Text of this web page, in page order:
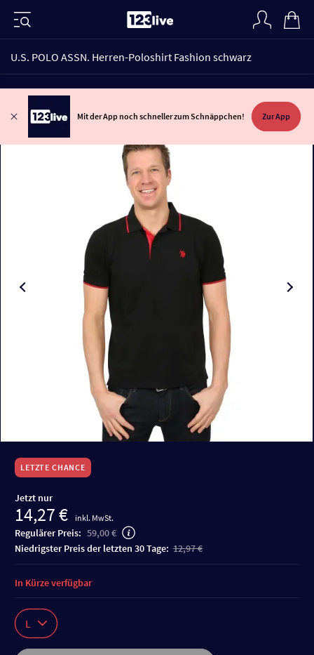
U.S. POLO ASSN. Herren-Poloshirt Fashion schwarz
Mit der App noch schneller zum Schnäppchen! Zur App
LETZTE CHANCE
Jetzt nur
14,27 € inkl. MwSt.
Regulärer Preis: 59,00 €
niedrigster Preis der letzten 30 Tage: 12,97 €
L
In Kürze verfügbar